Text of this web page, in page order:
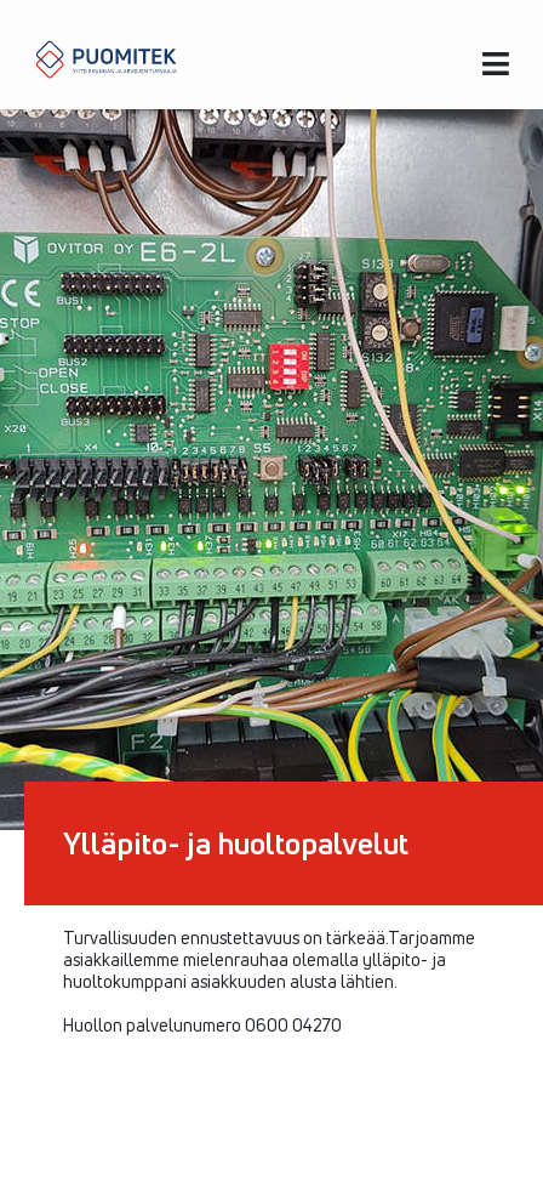
Ylläpito- ja huoltopalvelut
Turvallisuuden ennustettavuus on tärkeää.Tarjoamme
asiakkaillemme mielenrauhaa olemalla ylläpito- ja
huoltokumppani asiakkuuden alusta lähtien.
Huollon palvelunumero 0600 04270